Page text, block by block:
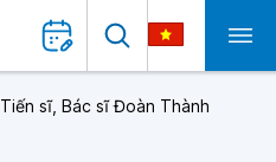
Tiến sĩ, Bác sĩ Đoàn Thành